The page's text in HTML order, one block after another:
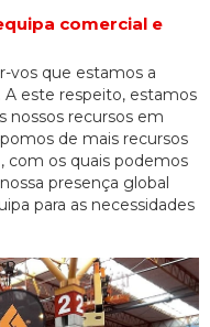
comercial e
vos que estamos a
A este respeito, estamos
nossos recursos em
de mais recursos
com os quais podemos
presença global
para as necessidades